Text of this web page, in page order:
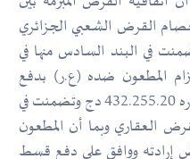
القرض الشعبي الجزائري
الوادي تضمنت في البند السادس منها في
المطعون ضده (ع.ر) بدفع
قسط التأمين على القرض بمبلغ قدره 432.255.20 دج وتضمنت في
للقرض العقاري وبما أن المطعون
إرادته ووافق على دفع قسط